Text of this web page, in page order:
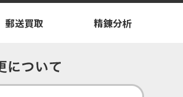
郵送買取 精錬分析